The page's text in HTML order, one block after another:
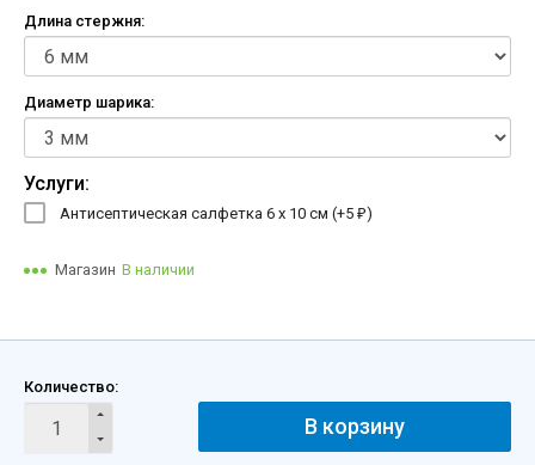
Длина стержня:
Диаметр шарика:
Услуги:
Антисептическая салфетка 6 х 10 см (+5 ₽)
Магазин В наличии
Количество:
В корзину